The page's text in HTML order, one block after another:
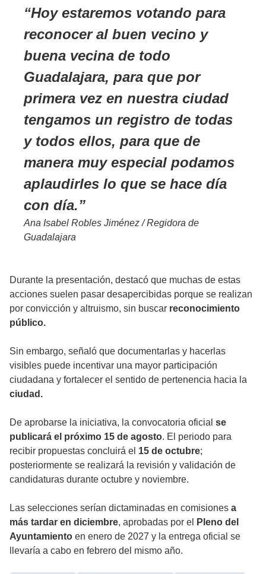
Hoy estaremos votando para
reconocer al buen vecino y
buena vecina de todo
Guadalajara, para que por
primera vez en nuestra ciudad
tengamos un registro de todas
y todos ellos, para que de
manera muy especial podamos
aplaudirles lo que se hace día
con día.
Ana Isabel Robles Jiménez / Regidora de
Guadalajara
Durante la presentación, destacó que muchas de estas
acciones suelen pasar desapercibidas porque se realizan
por convicción y altruismo, sin buscar reconocimiento
público.
Sin embargo, señaló que documentarlas y hacerlas
visibles puede incentivar una mayor participación
ciudadana y fortalecer el sentido de pertenencia hacia la
ciudad.
De aprobarse la iniciativa, la convocatoria oficial se
publicará el próximo 15 de agosto. El periodo para
recibir propuestas concluirá el 15 de octubre;
posteriormente se realizará la revisión y validación de
candidaturas durante octubre y noviembre.
Las selecciones serían dictaminadas en comisiones a
más tardar en diciembre, aprobadas por el
Pleno del
Ayuntamiento en enero de 2027 y la entrega oficial se
llevaría a cabo en febrero del mismo año.